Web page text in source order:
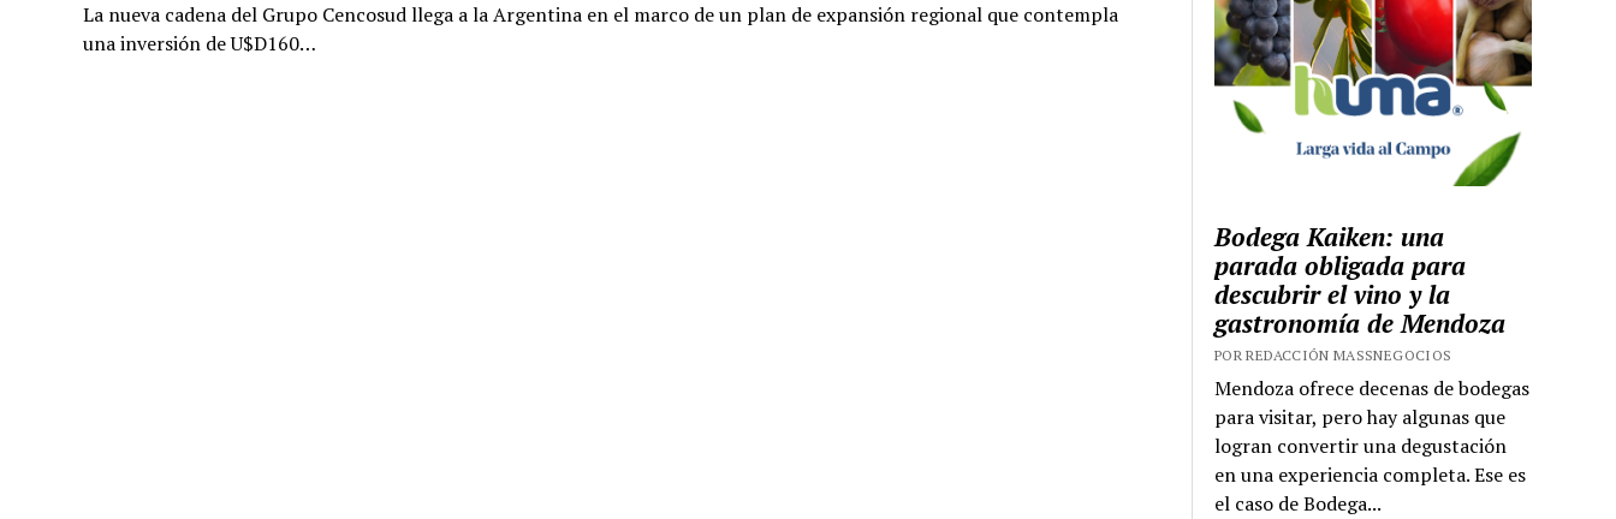
La nueva cadena del Grupo Cencosud llega a la Argentina en el marco de un plan de expansión regional que contempla
una inversión de U$D160…
Bodega Kaiken: una
parada obligada para
descubrir el vino y la
gastronomía de Mendoza
POR REDACCIÓN MASSNEGOCIOS
Mendoza ofrece decenas de bodegas
para visitar, pero hay algunas que
logran convertir una degustación
en una experiencia completa. Ese es
el caso de Bodega...